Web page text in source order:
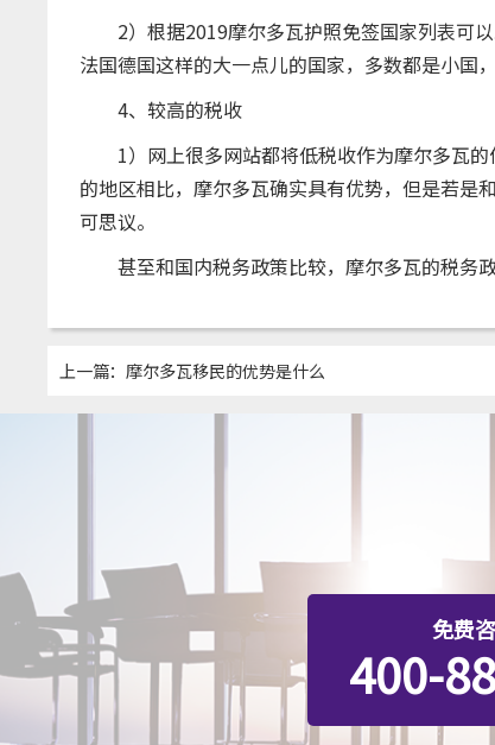
2）根据2019摩尔多瓦护照免签国家列表可以
法国德国这样的大一点儿的国家，多数都是小国
4、较高的税收
1）网上很多网站都将低税收作为摩尔多瓦的
的地区相比，摩尔多瓦确实具有优势，但是若是
可思议。
甚至和国内税务政策比较，摩尔多瓦的税务政
上一篇： 摩尔多瓦移民的优势是什么
免费
400-